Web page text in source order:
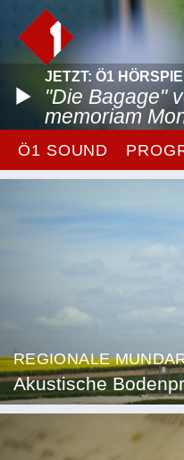
JETZT: Ö1
"Die Bagage"
memoriam
Ö1 SOUND
REGIONALE
Akustische